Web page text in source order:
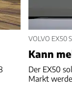
VOLVO EX50
Kann
Der EX50
Markt